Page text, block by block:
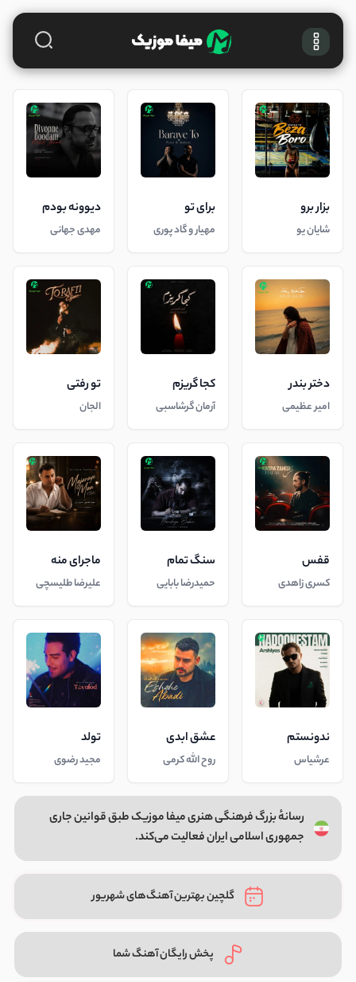
بزار برو
شایان یو
برای تو
مهیار و گاد پوری
دیوونه بودم
مهدی جهانی
دختر بندر
امیر عظیمی
کجا گریزم
آرمان گرشاسبی
تو رفتی
الجان
قفس
کسری زاهدی
سنگ تمام
حمیدرضا بابایی
ماجرای منه
علیرضا طلیسچی
ندونستم
عرشیاس
عشق ابدی
روح الله کرمی
تولد
مجید رضوی
رسانهٔ بزرگ فرهنگی هنری میفا موزیک طبق قوانین جاری
جمهوری اسلامی ایران فعالیت می‌کند.
گلچین بهترین آهنگ‌های شهریور
پخش رایگان آهنگ شما